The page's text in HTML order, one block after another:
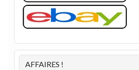
AFFAIRES !